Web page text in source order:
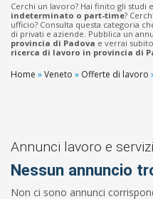
Cerchi un lavoro? Hai finito gli studi
indeterminato o part-time?
ufficio? Consulta questa categoria
di privati e aziende. Pubblica un
provincia di Padova e verrai
ricerca di lavoro in provincia di
Home »Veneto » Offerte di lavoro
Annunci lavoro e
Nessun annuncio
Non ci sono annunci